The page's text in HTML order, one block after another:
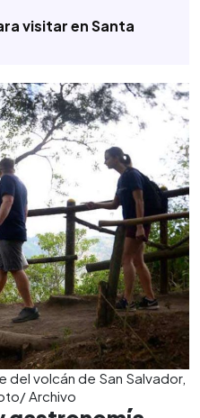
visitar en Santa
volcán de San Salvador,
Archivo